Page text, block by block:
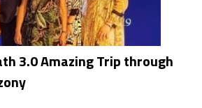
3.0 Amazing Trip through